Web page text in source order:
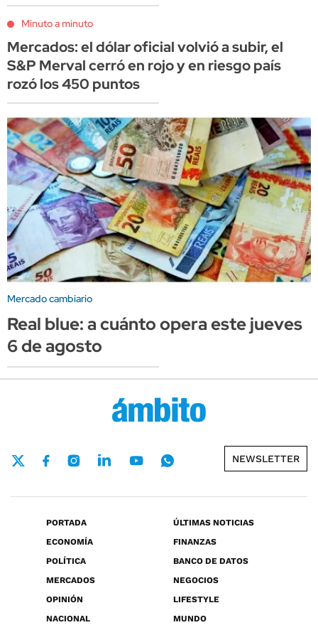
Minuto a minuto
Mercados: el dólar oficial volvió a subir, el
S&P Merval cerró en rojo y en riesgo país
rozó los 450 puntos
Mercado cambiario
Real blue: a cuánto opera este jueves
6 de agosto
NEWSLETTER
PORTADA
ÚLTIMAS NOTICIAS
ECONOMÍA
FINANZAS
POLÍTICA
BANCO DE DATOS
MERCADOS
NEGOCIOS
OPINIÓN
LIFESTYLE
NACIONAL
MUNDO